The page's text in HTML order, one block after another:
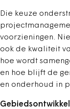
Die keuze
voorzieningen.
ook de kwaliteit
hoe wordt
en hoe blijft de
en onderhoud in